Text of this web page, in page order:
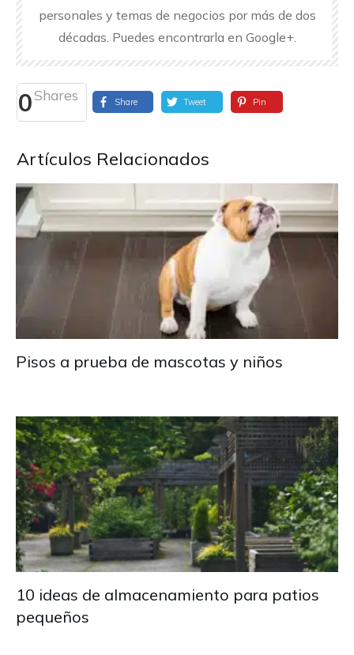
personales y temas de negocios por más de dos
décadas. Puedes encontrarla en Google+.
0Shares Share Tweet Pin
Artículos Relacionados
Pisos a prueba de mascotas y niños
10 ideas de almacenamiento para patios
pequeños